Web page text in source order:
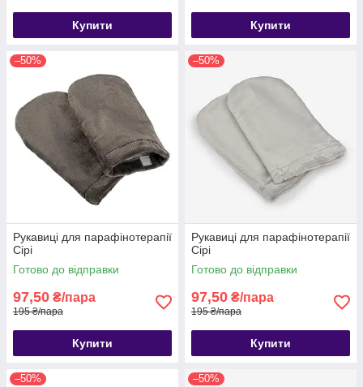
Купити Купити
–50%
Рукавиці для парафінотерапії
Сірі
Готово до відправки
97,50 ₴/пара
195 ₴/пара
Купити
–50%
Рукавиці для парафінотерапії
Сірі
Готово до відправки
97,50 ₴/пара
195 ₴/пара
Купити
–50% –50%